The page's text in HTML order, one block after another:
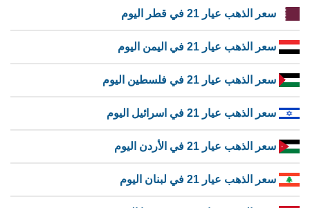
سعر الذهب عيار 21 في قطر اليوم
سعر الذهب عيار 21 في اليمن اليوم
سعر الذهب عيار 21 في فلسطين اليوم
سعر الذهب عيار 21 في اسرائيل اليوم
سعر الذهب عيار 21 في الأردن اليوم
سعر الذهب عيار 21 في لبنان اليوم